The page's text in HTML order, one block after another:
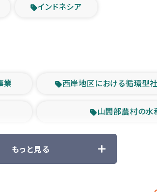
インドネシア
業 西岸地区における循環型
山間部農村の水
森林保全型農業
大雨による洪水
もっと見る